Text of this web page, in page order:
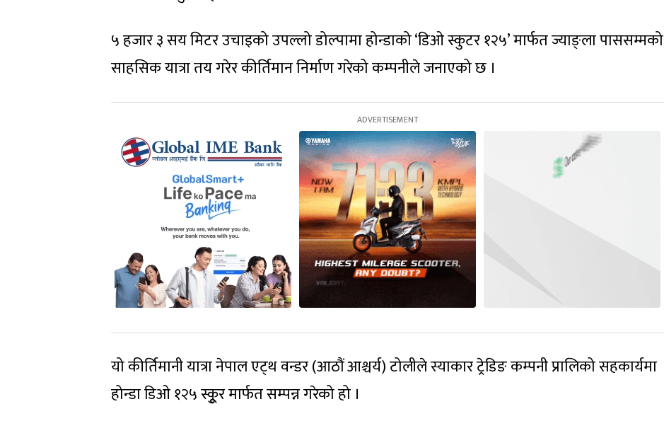
५ हजार ३ सय मिटर उचाइको उपल्लो डोल्पामा होन्डाको ‘डिओ स्कुटर १२५’ मार्फत ज्याङ्ला पाससम्मको
साहसिक यात्रा तय गरेर कीर्तिमान निर्माण गरेको कम्पनीले जनाएको छ ।
यो कीर्तिमानी यात्रा नेपाल एट्थ वन्डर (आठौं आश्चर्य) टोलीले स्याकार ट्रेडिङ कम्पनी प्रालिको सहकार्यमा
होन्डा डिओ १२५ स्कूुर मार्फत सम्पन्न गरेको हो ।